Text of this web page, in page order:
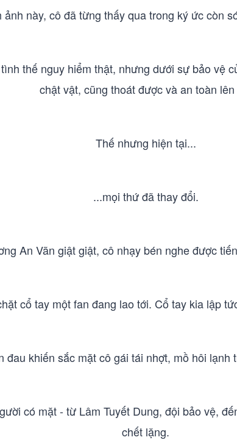
ảnh này, cô đã từng thấy qua trong ký ức còn
thế nguy hiểm thật, nhưng dưới sự bảo vệ
chật vật, cũng thoát được và an toàn lên
Thế nhưng hiện tại...
...mọi thứ đã thay đổi.
An Vãn giật giật, cô nhạy bén nghe được
cổ tay một fan đang lao tới. Cổ tay kia lập
đau khiến sắc mặt cô gái tái nhợt, mồ hôi lạnh
có mặt - từ Lâm Tuyết Dung, đội bảo vệ,
chết lặng.